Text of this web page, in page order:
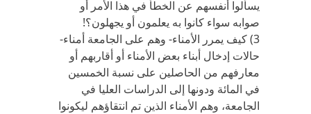
يسألوا أنفسهم عن الخطأ في هذا الأمر أو
صوابه سواء كانوا به يعلمون أو يجهلون؟!
3) كيف يمرر الأمناء- وهم على الجامعة أمناء-
حالات إدخال أبناء بعض الأمناء أو أقاربهم أو
معارفهم من الحاصلين على نسبة الخمسين
في المائة ودونها إلى الدراسات العليا في
الجامعة، وهم الأمناء الذين تم انتقاؤهم ليكونوا